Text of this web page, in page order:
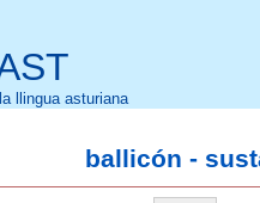
llingua asturiana
ballicón -